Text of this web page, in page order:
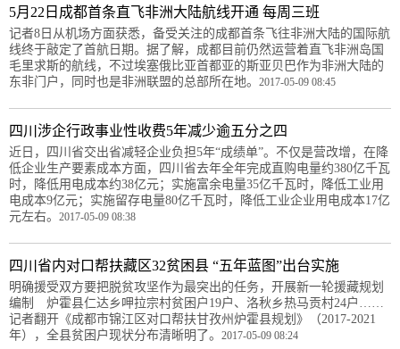
5月22日成都首条直飞非洲大陆航线开通 每周三班
记者8日从机场方面获悉，备受关注的成都首条飞往非洲大陆的国际航
线终于敲定了首航日期。据了解，成都目前仍然运营着直飞非洲岛国
毛里求斯的航线，不过埃塞俄比亚首都亚的斯亚贝巴作为非洲大陆的
东非门户，同时也是非洲联盟的总部所在地。 2017-05-09 08:45
四川涉企行政事业性收费5年减少逾五分之四
近日，四川省交出省减轻企业负担5年“成绩单”。不仅是营改增，在降
低企业生产要素成本方面，四川省去年全年完成直购电量约380亿千瓦
时，降低用电成本约38亿元；实施富余电量35亿千瓦时，降低工业用
电成本9亿元；实施留存电量80亿千瓦时，降低工业企业用电成本17亿
元左右。 2017-05-09 08:38
四川省内对口帮扶藏区32贫困县 “五年蓝图”出台实施
明确援受双方要把脱贫攻坚作为最突出的任务，开展新一轮援藏规划
编制 炉霍县仁达乡呷拉宗村贫困户19户、洛秋乡热马贡村24户……
记者翻开《成都市锦江区对口帮扶甘孜州炉霍县规划》（2017-2021
年），全县贫困户现状分布清晰明了。 2017-05-09 08:24